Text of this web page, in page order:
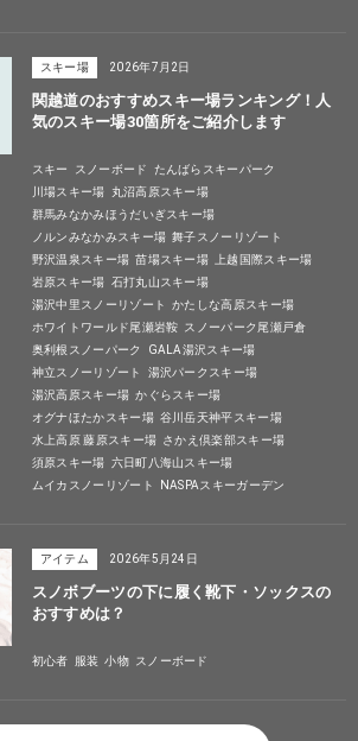
スキー場 2026年7月2日
関越道のおすすめスキー場ランキング！人
気のスキー場30箇所をご紹介します
スキー スノーボード
たんばらスキーパーク
川場スキー場
丸沼高原スキー場
群馬みなかみほうだいぎスキー場
ノルンみなかみスキー場 舞子スノーリゾート
野沢温泉スキー場 苗場スキー場 上越国際スキー場
岩原スキー場 石打丸山スキー場
湯沢中里スノーリゾート
かたしな高原スキー場
ホワイトワールド尾瀬岩鞍 スノーパーク尾瀬戸倉
奥利根スノーパーク
GALA湯沢スキー場
神立スノーリゾート
湯沢パークスキー場
湯沢高原スキー場 かぐらスキー場
オグナほたかスキー場 谷川岳天神平スキー場
水上高原 藤原スキー場 さかえ倶楽部スキー場
須原スキー場 六日町八海山スキー場
ムイカスノーリゾート
NASPAスキーガーデン
アイテム 2026年5月24日
スノボブーツの下に履く靴下・ソックスの
おすすめは？
初心者 服装 小物 スノーボード